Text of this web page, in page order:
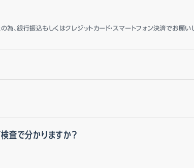
、銀行振込もしくはクレジットカード・スマートフォン決済でお願い
査で分かりますか？